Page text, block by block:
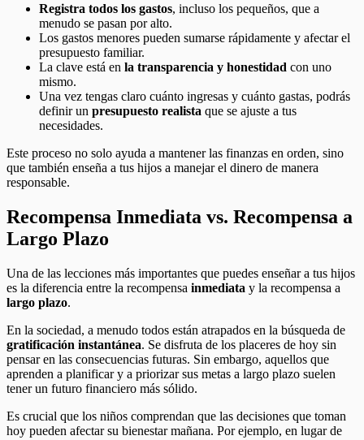
Registra todos los gastos, incluso los pequeños, que a
menudo se pasan por alto.
Los gastos menores pueden sumarse rápidamente y afectar el
presupuesto familiar.
La clave está en la transparencia y honestidad con uno
mismo.
Una vez tengas claro cuánto ingresas y cuánto gastas, podrás
definir un presupuesto realista que se ajuste a tus
necesidades.
Este proceso no solo ayuda a mantener las finanzas en orden, sino
que también enseña a tus hijos a manejar el dinero de manera
responsable.
Recompensa Inmediata vs. Recompensa a
Largo Plazo
Una de las lecciones más importantes que puedes enseñar a tus hijos
es la diferencia entre la recompensa inmediata y la recompensa a
largo plazo.
En la sociedad, a menudo todos están atrapados en la búsqueda de
gratificación instantánea. Se disfruta de los placeres de hoy sin
pensar en las consecuencias futuras. Sin embargo, aquellos que
aprenden a planificar y a priorizar sus metas a largo plazo suelen
tener un futuro financiero más sólido.
Es crucial que los niños comprendan que las decisiones que toman
hoy pueden afectar su bienestar mañana. Por ejemplo, en lugar de